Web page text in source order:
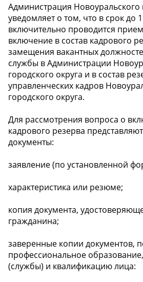
Администрация Новоуральского
уведомляет о том, что в срок до
включительно проводится
включение в состав кадрового
замещения вакантных
службы в Администрации
городского округа и в состав
управленческих кадров
городского округа.
Для рассмотрения вопроса о
кадрового резерва
документы:
заявление (по установленной
характеристика или резюме;
копия документа,
гражданина;
заверенные копии документов,
профессиональное
(службы) и квалификацию лица: